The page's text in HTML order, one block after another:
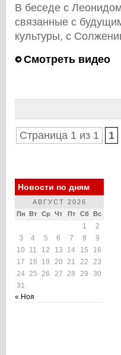
В беседе с
связанные с
культуры, с
Смотреть видео
Страница 1 из 1 1
Новости по дням
АВГУСТ 2026
Пн Вт Ср Чт Пт Сб Вс
1
2
3
4 5 6 7 8
9
10
11 12 13 14 15
16
17
18 19 20 21 22
23
24 25 26 27 28 29
30
31
« Ноя